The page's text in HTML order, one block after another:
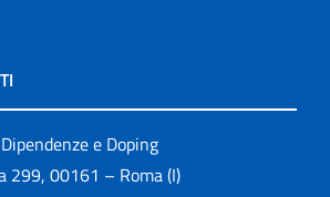
e Doping
299, 00161 – Roma (I)